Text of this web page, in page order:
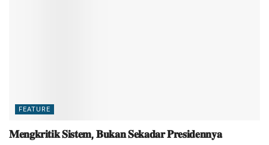
FEATURE
𝐌𝐞𝐧𝐠𝐤𝐫𝐢𝐭𝐢𝐤 𝐒𝐢𝐬𝐭𝐞𝐦, 𝐁𝐮𝐤𝐚𝐧 𝐒𝐞𝐤𝐚𝐝𝐚𝐫 𝐏𝐫𝐞𝐬𝐢𝐝𝐞𝐧𝐧𝐲𝐚